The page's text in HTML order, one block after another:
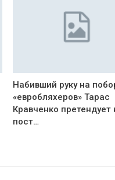
Набивший руку на
«евробляхеров» Тарас
Кравченко претендует
пост…